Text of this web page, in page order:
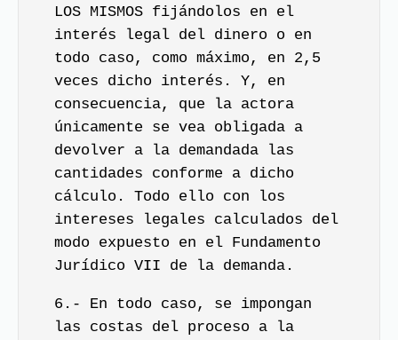
LOS MISMOS fijándolos en el
interés legal del dinero o en
todo caso, como máximo, en 2,5
veces dicho interés. Y, en
consecuencia, que la actora
únicamente se vea obligada a
devolver a la demandada las
cantidades conforme a dicho
cálculo. Todo ello con los
intereses legales calculados del
modo expuesto en el Fundamento
Jurídico VII de la demanda.
6.- En todo caso, se impongan
las costas del proceso a la